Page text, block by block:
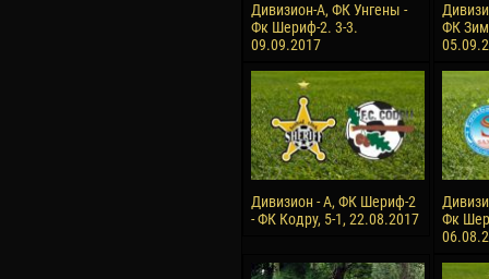
Дивизион-А, ФК Унгены -
Фк Шериф-2. 3-3.
09.09.2017
ФК
Дивизион - А, ФК Шериф-2
- ФК Кодру, 5-1, 22.08.2017
Фк